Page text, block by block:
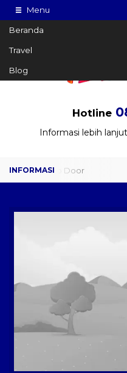
Menu
Beranda
Travel
Blog
Hotline
Informasi lebih
Travel Door to Door
Paket Kilat
Pengiriman Barang